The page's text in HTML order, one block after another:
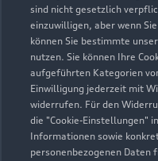
sind nicht gesetzlich
einzuwilligen, aber wenn
können Sie bestimmte
nutzen. Sie können Ihre
aufgeführten Kategorien
Einwilligung jederzeit mit
widerrufen. Für den
die "Cookie-Einstellungen"
Informationen sowie
personenbezogenen Daten
96215
09571 755350
info-
Kontaktdaten